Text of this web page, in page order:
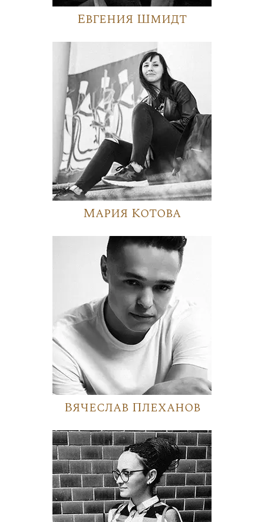
Евгения Шмидт
Мария Котова
Вячеслав Плеханов